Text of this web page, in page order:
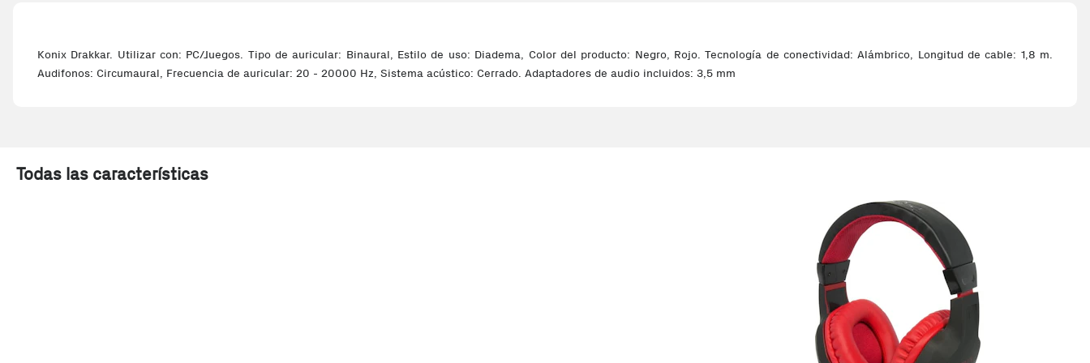
Konix Drakkar. Utilizar con: PC/Juegos. Tipo de auricular: Binaural, Estilo de uso: Diadema, Color del producto: Negro, Rojo. Tecnología de conectividad: Alámbrico, Longitud de cable: 1,8 m.
Audifonos: Circumaural, Frecuencia de auricular: 20 - 20000 Hz, Sistema acústico: Cerrado. Adaptadores de audio incluidos: 3,5 mm
Todas las características